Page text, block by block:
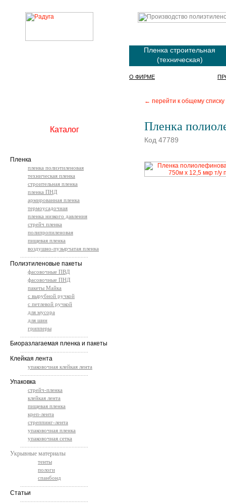
Пленка строительная
(техническая)
О ФИРМЕ
← перейти к общему списку
Пленка
Код 47789
Каталог
Пленка
пленка полиэтиленовая
техническая пленка
строительная пленка
пленка ПНД
армированная пленка
термоусадочная
пленка низкого давления
стрейч пленка
полипропиленовая
пищевая пленка
воздушно-пузырчатая пленка
Полиэтиленовые пакеты
фасовочные ПВД
фасовочные ПНД
пакеты Майка
с вырубной ручкой
с петлевой ручкой
для мусора
для шин
грипперы
Биоразлагаемая пленка и пакеты
Клейкая лента
упаковочная клейкая лента
Упаковка
стрейч-пленка
клейкая лента
пищевая пленка
креп-лента
стреппинг-лента
упаковочная пленка
упаковочная сетка
Укрывные материалы
тенты
пологи
спанбонд
Статьи